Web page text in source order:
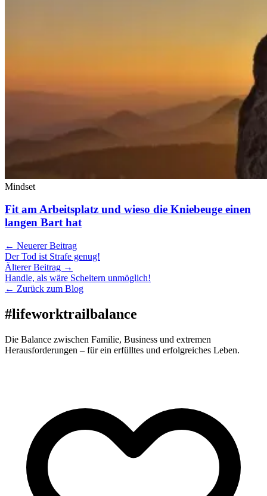
Mindset
Fit am Arbeitsplatz und wieso die Kniebeuge einen
langen Bart hat
← Neuerer Beitrag
Der Tod ist Strafe genug!
Älterer Beitrag →
Handle, als wäre Scheitern unmöglich!
← Zurück zum Blog
#lifeworktrailbalance
Die Balance zwischen Familie, Business und extremen
Herausforderungen – für ein erfülltes und erfolgreiches Leben.